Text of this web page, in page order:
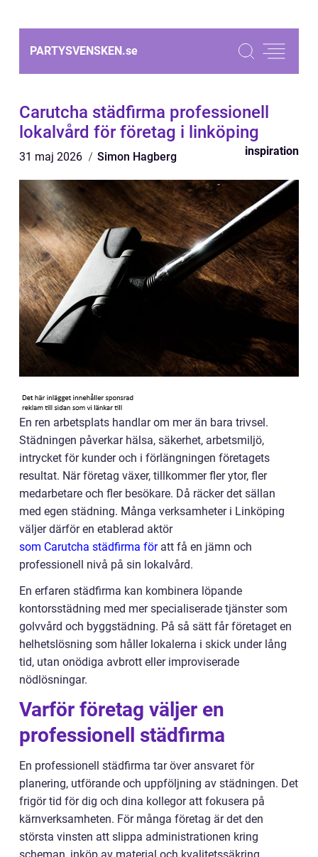
PARTYSVENSKEN.se
Carutcha städfirma professionell
lokalvård för företag i linköping
31 maj 2026 Simon Hagberg inspiration
En ren arbetsplats handlar om mer än bara trivsel.
Städningen påverkar hälsa, säkerhet, arbetsmiljö,
intrycket för kunder och i förlängningen företagets
resultat. När företag växer, tillkommer fler ytor, fler
medarbetare och fler besökare. Då räcker det sällan
med egen städning. Många verksamheter i Linköping
väljer därför en etablerad aktör
som Carutcha städfirma föratt få en jämn och
professionell nivå på sin lokalvård.
En erfaren städfirma kan kombinera löpande
kontorsstädning med mer specialiserade tjänster som
golvvård och byggstädning. På så sätt får företaget en
helhetslösning som håller lokalerna i skick under lång
tid, utan onödiga avbrott eller improviserade
nödlösningar.
Varför företag väljer en
professionell städfirma
En professionell städfirma tar över ansvaret för
planering, utförande och uppföljning av städningen. Det
frigör tid för dig och dina kollegor att fokusera på
kärnverksamheten. För många företag är det den
största vinsten att slippa administrationen kring